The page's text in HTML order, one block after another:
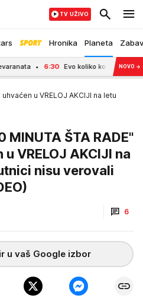
Hronika Planeta
TV UŽIVO
6:30 Evo koliko košta ar placa na
NOVO →
u VRELOJ AKCIJI na letu
MINUTA ŠTA RADE"
VRELOJ AKCIJI na
nisu verovali
6
u vaš Google izbor